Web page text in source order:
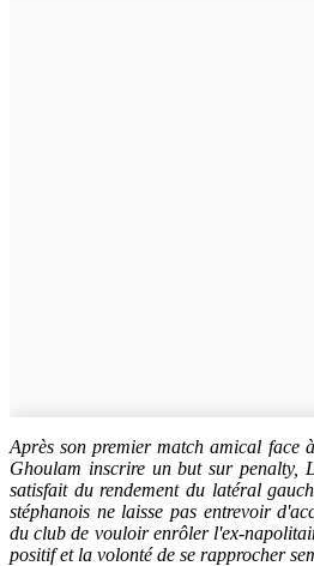
Après son premier match amical face
Ghoulam inscrire un but sur penalty,
satisfait du rendement du latéral
stéphanois ne laisse pas entrevoir
du club de vouloir enrôler l'ex-
positif et la volonté de se rapprocher